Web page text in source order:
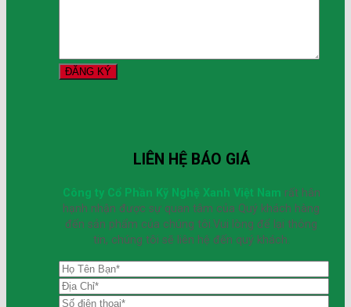
LIÊN HỆ BÁO GIÁ
Công ty Cổ Phần Kỹ Nghệ Xanh Việt Nam rất hân
hạnh nhận được sự quan tâm của Quý khách hàng
đến sản phẩm của chúng tôi.Vui lòng để lại thông
tin, chúng tôi sẽ liên hệ đến quý khách.